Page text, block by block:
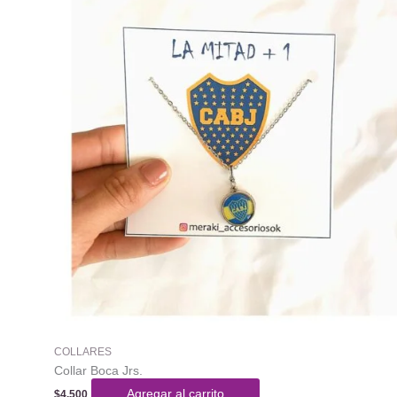
COLLARES
Collar Boca Jrs.
$4.500 Agregar al carrito